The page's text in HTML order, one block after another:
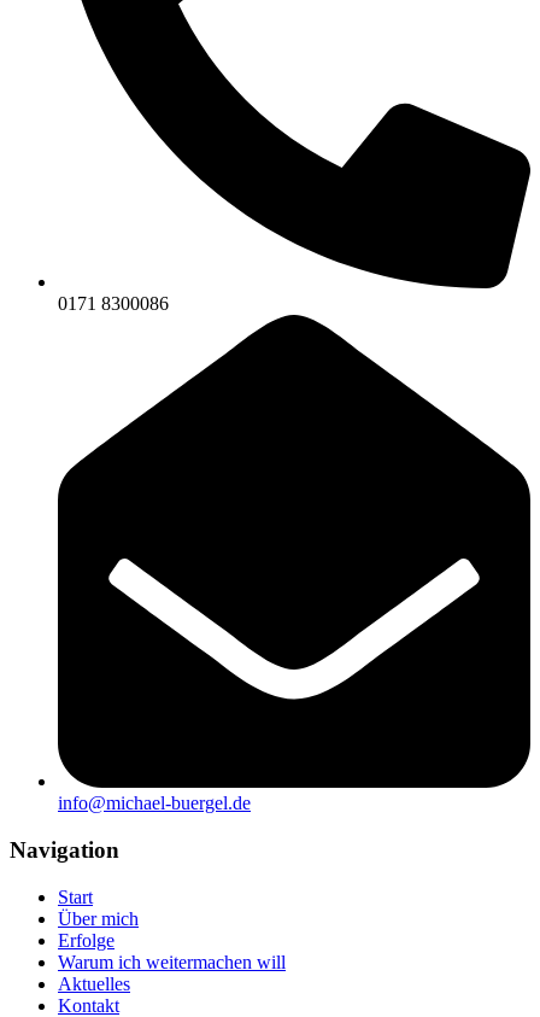
0171 8300086
info@michael-buergel.de
Navigation
Start
Über mich
Erfolge
Warum ich weitermachen will
Aktuelles
Kontakt